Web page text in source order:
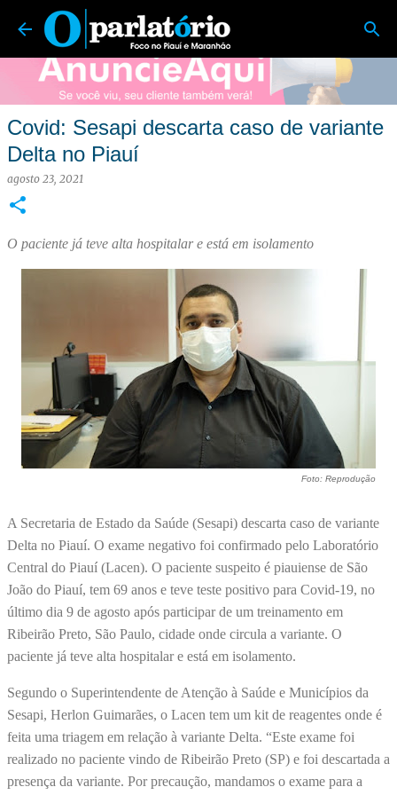
Pular para o conteúdo principal
O Parlatório | Foco no Piauí e Maranhão
Covid: Sesapi descarta caso de variante
Delta no Piauí
agosto 23, 2021
O paciente já teve alta hospitalar e está em isolamento
Foto: Reprodução
A Secretaria de Estado da Saúde (Sesapi) descarta caso de variante
Delta no Piauí. O exame negativo foi confirmado pelo Laboratório
Central do Piauí (Lacen). O paciente suspeito é piauiense de São
João do Piauí, tem 69 anos e teve teste positivo para Covid-19, no
último dia 9 de agosto após participar de um treinamento em
Ribeirão Preto, São Paulo, cidade onde circula a variante. O
paciente já teve alta hospitalar e está em isolamento.
Segundo o Superintendente de Atenção à Saúde e Municípios da
Sesapi, Herlon Guimarães, o Lacen tem um kit de reagentes onde é
feita uma triagem em relação à variante Delta. “Este exame foi
realizado no paciente vindo de Ribeirão Preto (SP) e foi descartada a
presença da variante. Por precaução, mandamos o exame para a